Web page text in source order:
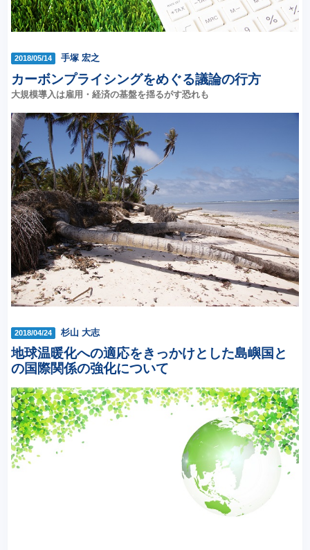
2018/05/14 手塚 宏之
カーボンプライシングをめぐる議論の行方
大規模導入は雇用・経済の基盤を揺るがす恐れも
2018/04/24 杉山 大志
地球温暖化への適応をきっかけとした島嶼国と
の国際関係の強化について